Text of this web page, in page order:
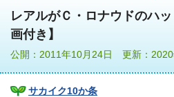
レアルがＣ・ロナウドのハ
画付き】
公開：2011年10月24日 更新：2020
サカイク10か条